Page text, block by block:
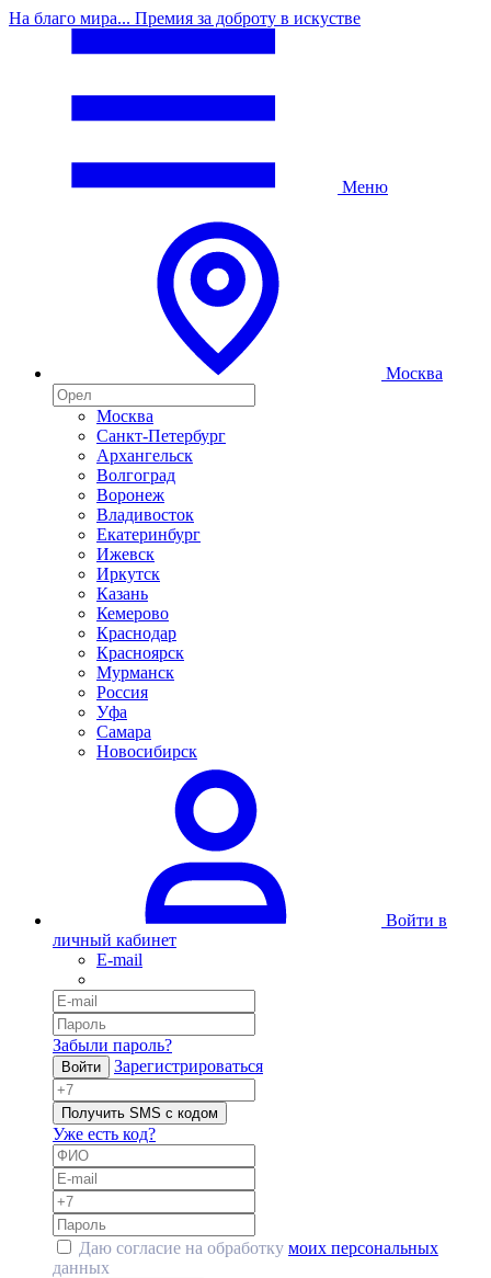
На благо мира... Премия за доброту в искустве
Меню
Москва
Москва
Санкт-Петербург
Архангельск
Волгоград
Воронеж
Владивосток
Екатеринбург
Ижевск
Иркутск
Казань
Кемерово
Краснодар
Красноярск
Мурманск
Россия
Уфа
Самара
Новосибирск
Войти в
личный кабинет
E-mail
Забыли пароль?
Войти Зарегистрироваться
Получить SMS с кодом
Уже есть код?
Даю согласие на обработку моих персональных
данных